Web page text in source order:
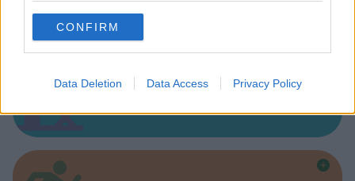
use your data for below specified purposes in below Google
consent section.
CONFIRM
Data Deletion Data Access Privacy Policy
Parchi